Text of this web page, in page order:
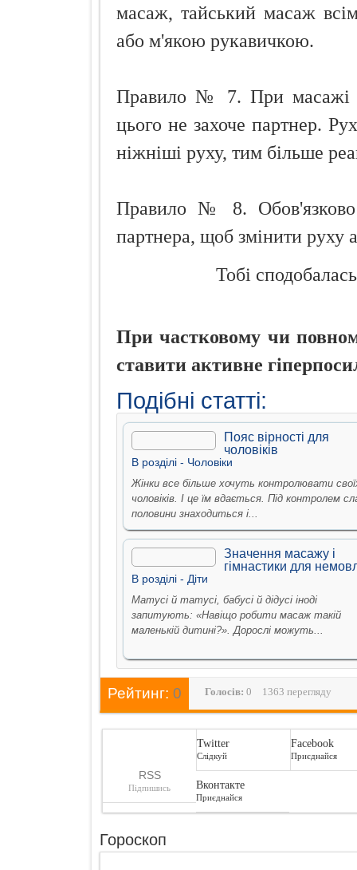
масаж, тайський масаж
або м'якою рукавичкою.
Правило № 7. При масажі
цього не захоче партнер.
ніжніші руху, тим більше
Правило № 8. Обов'язково
партнера, щоб змінити руху
Тобі
При частковому чи
ставити активне
Подібні статті:
Пояс вірності для
чоловіків
В рoздiлi - Чоловiки
Жінки все більше хочуть контролювати
чоловіків. І це їм вдається. Під контролем
половини знаходиться і...
Значення масажу і
гімнастики для
В рoздiлi - Дiти
Матусі й татусі, бабусі й дідусі іноді
запитують: «Навіщо робити масаж такій
маленькій дитині?». Дорослі можуть...
Рейтинг: 0 Голосiв: 0 1363 перегляду
RSS
Підпишись
Twitter
Слідкуй
Facebook
Приєднайся
Вконтакте
Приєднайся
Гороскоп